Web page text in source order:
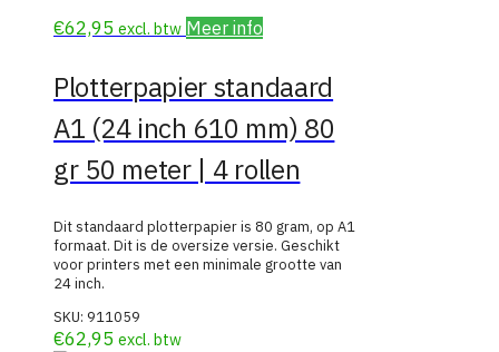
€62,95 excl. btw Meer info
Plotterpapier standaard
A1 (24 inch 610 mm) 80
gr 50 meter | 4 rollen
Dit standaard plotterpapier is 80 gram, op A1
formaat. Dit is de oversize versie. Geschikt
voor printers met een minimale grootte van
24 inch.
SKU: 911059
€62,95 excl. btw